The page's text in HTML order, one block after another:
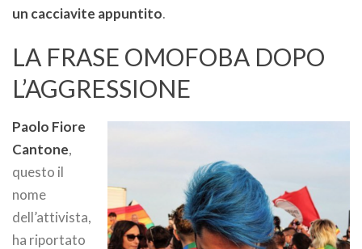
un cacciavite appuntito.
LA FRASE OMOFOBA DOPO
L’AGGRESSIONE
Paolo Fiore
Cantone,
questo il
nome
dell’attivista,
ha riportato